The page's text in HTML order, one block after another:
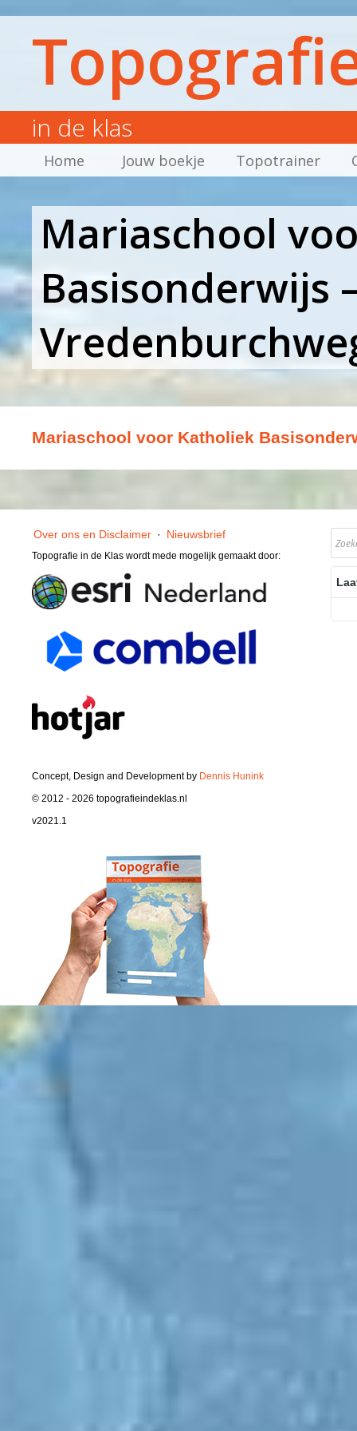
in de klas
Home Jouw boekje Topotrainer
Mariaschool
Basisonderwijs
Mariaschool voor Katholiek
Over ons en Disclaimer · Nieuwsbrief
Topografie in de Klas wordt mede mogelijk gemaakt door:
Concept, Design and Development by Dennis Hunink
© 2012 - 2026 topografieindeklas.nl
v2021.1